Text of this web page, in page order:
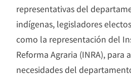
representativas del
indígenas, legisladores
como la representación del
Reforma Agraria (INRA), para
necesidades del